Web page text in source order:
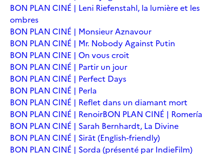
BON PLAN CINÉ | Leni Riefenstahl, la lumière et les
ombres
BON PLAN CINÉ | Monsieur Aznavour
BON PLAN CINÉ | Mr. Nobody Against Putin
BON PLAN CINE | On vous croit
BON PLAN CINÉ | Partir un jour
BON PLAN CINÉ | Perfect Days
BON PLAN CINÉ | Perla
BON PLAN CINÉ | Reflet dans un diamant mort
BON PLAN CINÉ | RenoirBON PLAN CINÉ | Romería
BON PLAN CINÉ | Sarah Bernhardt, La Divine
BON PLAN CINÉ | Sirāt (English-friendly)
BON PLAN CINÉ | Sorda (présenté par IndieFilm)